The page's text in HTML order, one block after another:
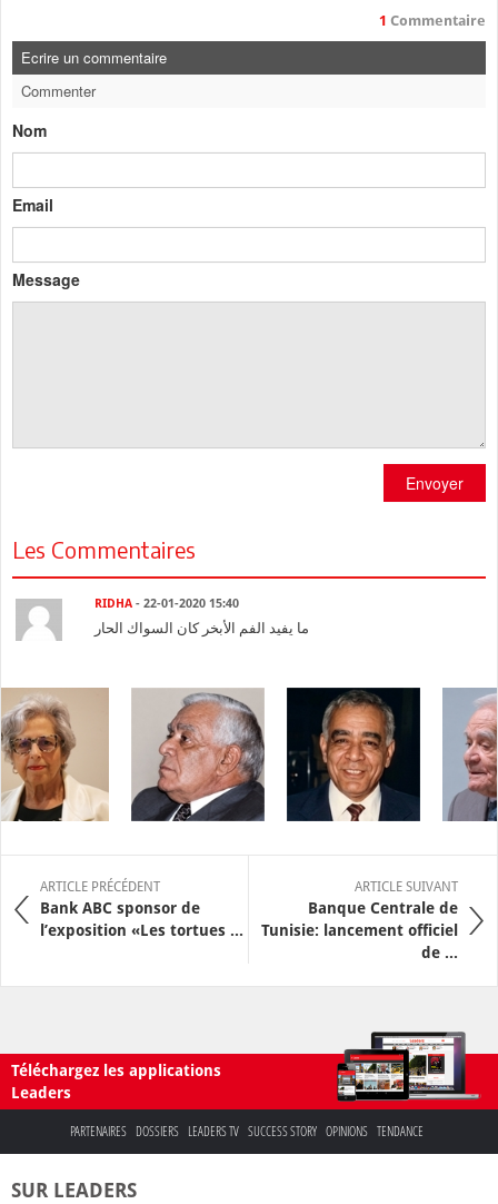
1 Commentaire
Ecrire un commentaire
Commenter
Nom
Email
Message
Envoyer
Les Commentaires
RIDHA - 22-01-2020 15:40
ما يفيد الفم الأبخر كان السواك الحار
ARTICLE PRÉCÉDENT
Bank ABC sponsor de
l’exposition «Les tortues ...
ARTICLE SUIVANT
Banque Centrale de
Tunisie: lancement officiel
de ...
Téléchargez les applications
Leaders
PARTENAIRES DOSSIERS LEADERS TV SUCCESS STORY OPINIONS TENDANCE
SUR LEADERS